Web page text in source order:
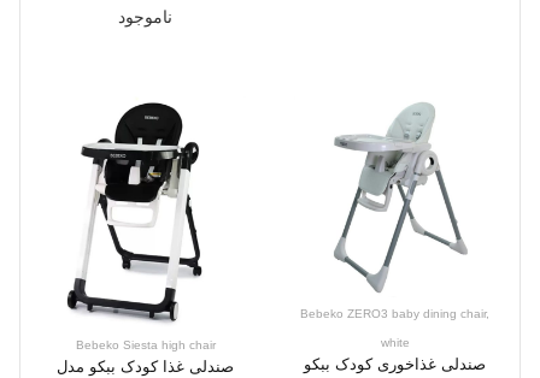
ناموجود
Bebeko ZERO3 baby dining chair,
white
صندلی غذاخوری کودک ببکو
Bebeko Siesta high chair
صندلی غذا کودک ببکو مدل